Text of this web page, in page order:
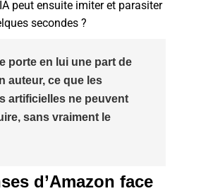
peut ensuite imiter et parasiter
secondes ?
porte en lui une part de
auteur, ce que les
artificielles ne peuvent
sans vraiment le
d’Amazon face